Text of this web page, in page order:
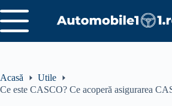
la
conținut
Acasă
Utile
Ce este CASCO? Ce acoperă asigurarea